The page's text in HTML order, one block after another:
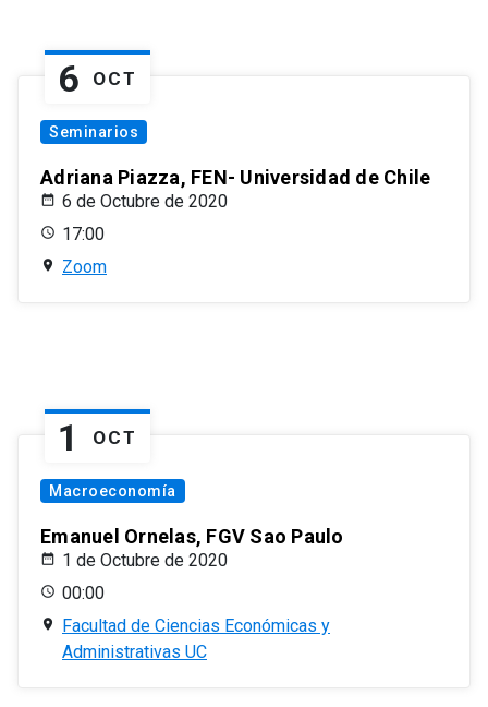
6 OCT
Seminarios
Adriana Piazza, FEN- Universidad de Chile
6 de Octubre de 2020
17:00
Zoom
1 OCT
Macroeconomía
Emanuel Ornelas, FGV Sao Paulo
1 de Octubre de 2020
00:00
Facultad de Ciencias Económicas y
Administrativas UC